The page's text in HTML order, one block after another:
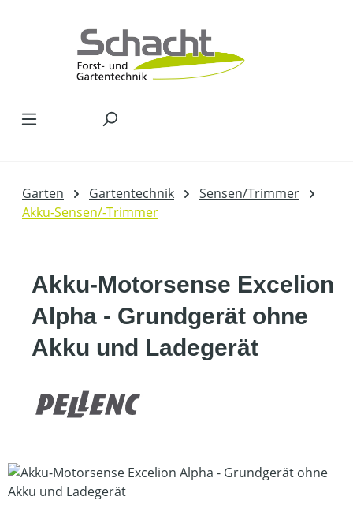
Garten Gartentechnik
Sensen/Trimmer
Akku-Sensen/-Trimmer
Akku-Motorsense Excelion
Alpha - Grundgerät ohne
Akku und Ladegerät
Bildergalerie überspringen